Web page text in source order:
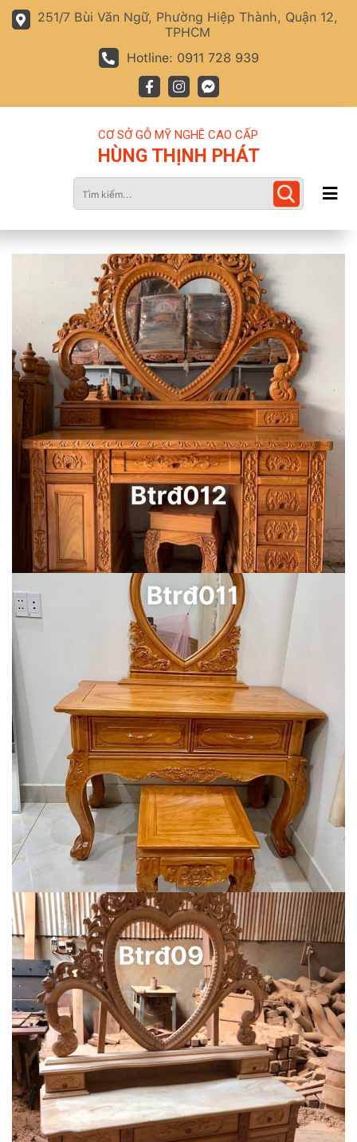
251/7 Bùi Văn Ngữ, Phường Hiệp Thành, Quận 12,
TPHCM
Hotline: 0911 728 939
CƠ SỞ GỖ MỸ NGHÊ CAO CẤP
HÙNG THỊNH PHÁT